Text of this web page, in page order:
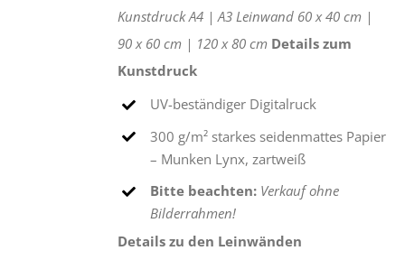
KunstdruckA4 |A3Leinwand 60 x 40 cm |
90 x 60 cm | 120 x 80 cm Details zum
Kunstdruck
UV-beständiger Digitalruck
300 g/m² starkes seidenmattes Papier
– Munken Lynx, zartweiß
Bitte beachten: Verkauf ohne
Bilderrahmen!
Details zu den Leinwänden